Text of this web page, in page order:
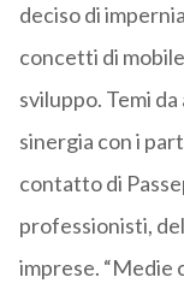
deciso di
concetti di
sviluppo. Temi
sinergia con i
contatto di
professionisti,
imprese. “Medie